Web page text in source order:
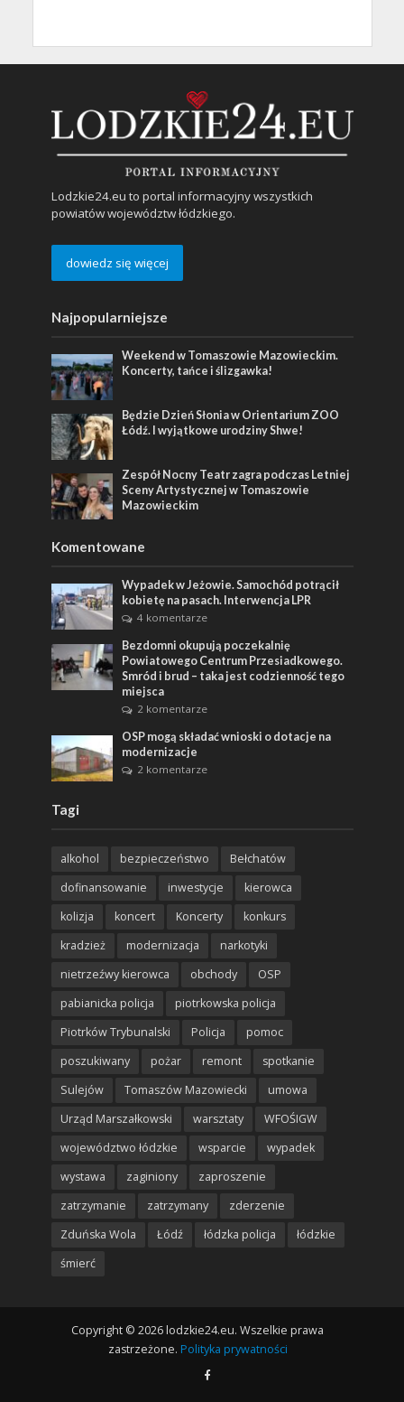
Lodzkie24.eu to portal informacyjny wszystkich
powiatów województw łódzkiego.
dowiedz się więcej
Najpopularniejsze
Weekend w Tomaszowie Mazowieckim.
Koncerty, tańce i ślizgawka!
Będzie Dzień Słonia w Orientarium ZOO
Łódź. I wyjątkowe urodziny Shwe!
Zespół Nocny Teatr zagra podczas Letniej
Sceny Artystycznej w Tomaszowie
Mazowieckim
Komentowane
Wypadek w Jeżowie. Samochód potrącił
kobietę na pasach. Interwencja LPR
4 komentarze
Bezdomni okupują poczekalnię
Powiatowego Centrum Przesiadkowego.
Smród i brud – taka jest codzienność tego
miejsca
2 komentarze
OSP mogą składać wnioski o dotacje na
modernizacje
2 komentarze
Tagi
alkohol bezpieczeństwo
Bełchatów
dofinansowanie
inwestycje
kierowca
kolizja
koncert Koncerty
konkurs
kradzież
modernizacja
narkotyki
nietrzeźwy kierowca
obchody
OSP
pabianicka policja
piotrkowska policja
Piotrków Trybunalski
Policja
pomoc
poszukiwany
pożar remont
spotkanie
Sulejów
Tomaszów Mazowiecki
umowa
Urząd Marszałkowski
warsztaty
WFOŚIGW
województwo łódzkie
wsparcie
wypadek
wystawa
zaginiony
zaproszenie
zatrzymanie
zatrzymany
zderzenie
Zduńska Wola
Łódź łódzka policja
łódzkie
śmierć
Copyright © 2026 lodzkie24.eu. Wszelkie prawa
zastrzeżone. Polityka prywatności